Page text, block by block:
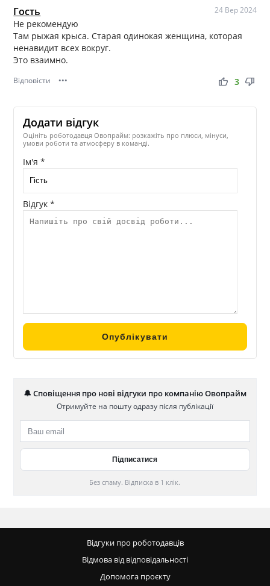
Гость 24 Вер 2024
Не рекомендую
Там рыжая крыса. Старая одинокая женщина, которая
ненавидит всех вокруг.
Это взаимно.
Відповісти ••• thumb_up thumb_down
3
Додати відгук
Оцініть роботодавця Овопрайм: розкажіть про плюси, мінуси,
умови роботи та атмосферу в команді.
Ім'я *
Відгук *
🔔 Сповіщення про нові відгуки про компанію Овопрайм
Отримуйте на пошту одразу після публікації
Без спаму. Відписка в 1 клік.
Відгуки про роботодавців
Відмова від відповідальності
Допомога проєкту